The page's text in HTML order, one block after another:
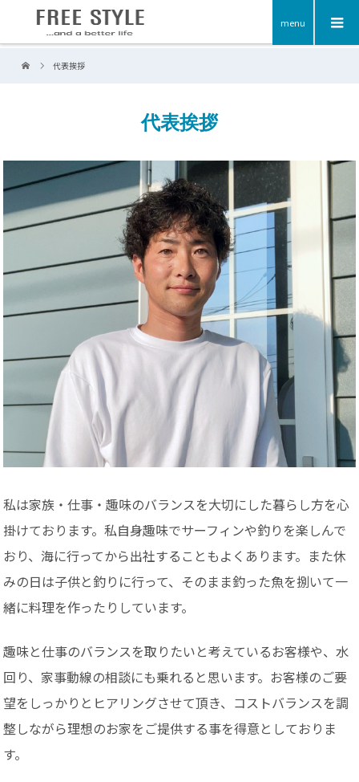
menu
代表挨拶
代表挨拶
私は家族・仕事・趣味のバランスを大切にした暮らし方を心
掛けております。私自身趣味でサーフィンや釣りを楽しんで
おり、海に行ってから出社することもよくあります。また休
みの日は子供と釣りに行って、そのまま釣った魚を捌いて一
緒に料理を作ったりしています。
趣味と仕事のバランスを取りたいと考えているお客様や、水
回り、家事動線の相談にも乗れると思います。お客様のご要
望をしっかりとヒアリングさせて頂き、コストバランスを調
整しながら理想のお家をご提供する事を得意としておりま
す。